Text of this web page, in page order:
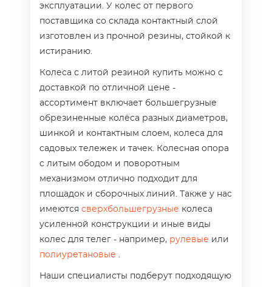
эксплуатации. У колес от первого
поставщика со склада контактный слой
изготовлен из прочной резины, стойкой к
истиранию.
Колеса с литой резиной купить можно с
доставкой по отличной цене -
ассортимент включает большегрузные
обрезиненные колёса разных диаметров,
шинкой и контактным слоем, колеса для
садовых тележек и тачек. Колесная опора
с литым ободом и поворотным
механизмом отлично подходит для
площадок и сборочных линий. Также у нас
имеются сверхбольшегрузные колеса
усиленной конструкции и иные виды
колес для телег - например, рулевые или
полиуретановые .
Наши специалисты подберут подходящую